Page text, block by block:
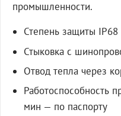
промышленности.
Степень защиты IP68
Стыковка с
Отвод тепла через
Работоспособность
мин — по паспорту